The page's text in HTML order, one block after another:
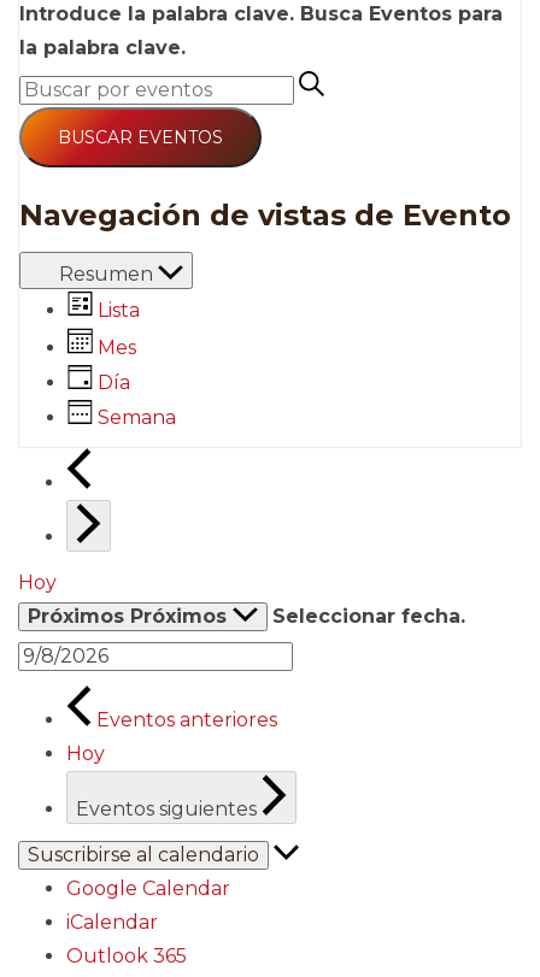
Introduce la palabra clave. Busca Eventos para
la palabra clave.
BUSCAR EVENTOS
Navegación de vistas de Evento
Resumen
Lista
Mes
Día
Semana
Hoy
Próximos Próximos Seleccionar fecha.
Eventos anteriores
Hoy
Eventos siguientes
Suscribirse al calendario
Google Calendar
iCalendar
Outlook 365